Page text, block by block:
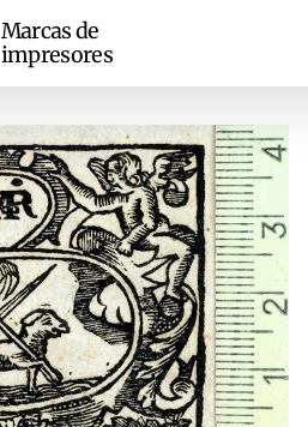
Marcas de
impresores